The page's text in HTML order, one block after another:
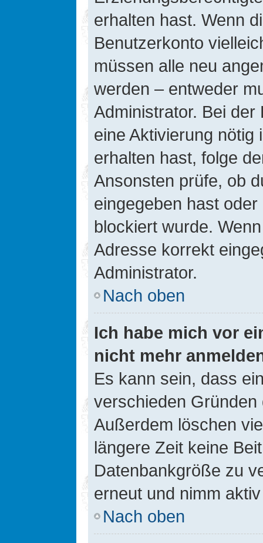
erhalten hast. Wenn
Benutzerkonto
müssen alle neu
werden – entweder
Administrator. Bei
eine Aktivierung nötig
erhalten hast, folge
Ansonsten prüfe, ob
eingegeben hast
blockiert wurde.
Adresse korrekt
Administrator.
Nach oben
Ich habe mich vor
nicht mehr
Es kann sein, dass
verschieden
Außerdem löschen
längere Zeit keine
Datenbankgröße zu
erneut und nimm
Nach oben